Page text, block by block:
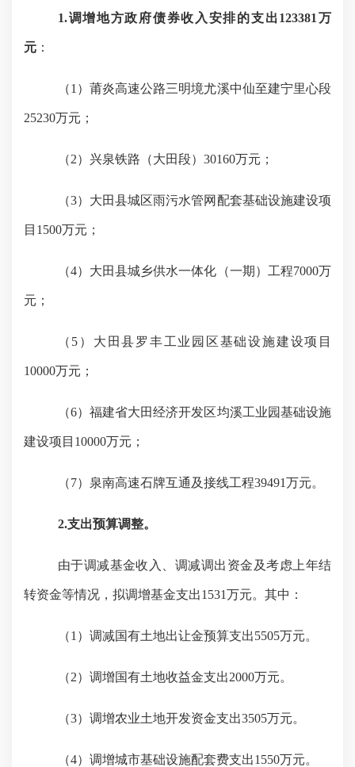
1.调增地方政府债券收入安排的支出123381万
元 ：
（1）莆炎高速公路三明境尤溪中仙至建宁里心段
25230万元；
（2）兴泉铁路（大田段）30160万元；
（3）大田县城区雨污水管网配套基础设施建设项
目1500万元；
（4）大田县城乡供水一体化（一期）工程7000万
元；
（ 5）大田县罗丰工业 园 区基础设施建设项目
10000万元；
（6）福建省大田经济开发区均溪工业园基础设施
建设项目10000万元；
（7）泉南高速石牌互通及接线工程39491万元。
2.支出预算调整。
由于调减基金收入、调减调出资金及考虑上年结
转资金等情况，拟调增基金支出1531万元。其中：
（1）调减国有土地出让金预算支出5505万元。
（2）调增国有土地收益金支出2000万元。
（3）调增农业土地开发资金支出3505万元。
（4）调增城市基础设施配套费支出1550万元。